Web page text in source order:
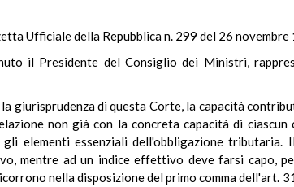
Ufficiale della Repubblica n. 299 del 26 novembre
il Presidente del Consiglio dei Ministri,
giurisprudenza di questa Corte, la capacità
non già con la concreta capacità di ciascun
elementi essenziali dell'obbligazione tributaria.
mentre ad un indice effettivo deve farsi capo,
nella disposizione del primo comma dell'art.